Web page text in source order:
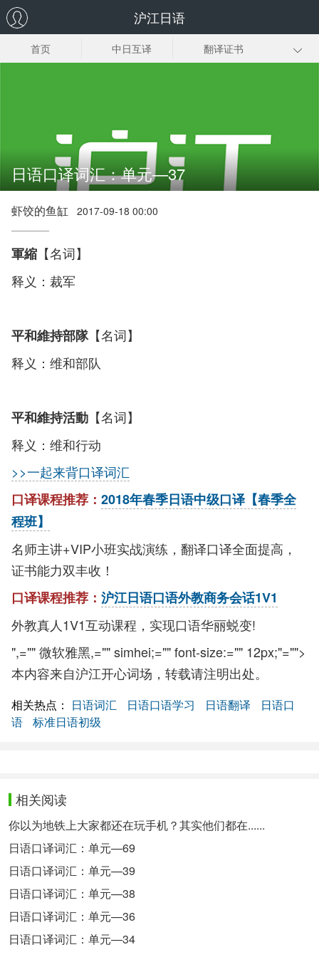
沪江日语
首页 中日互译 翻译证书
日语口译词汇：单元—37
虾饺的鱼缸 2017-09-18 00:00
軍縮 【名词】
释义：裁军
平和維持部隊【名词】
释义：维和部队
平和維持活動 【名词】
释义：维和行动
>>一起来背口译词汇
口译课程推荐： 2018年春季日语中级口译【春季全
程班】
名师主讲+VIP小班实战演练，翻译口译全面提高，
证书能力双丰收！
口译课程推荐： 沪江日语口语外教商务会话1V1
外教真人1V1互动课程，实现口语华丽蜕变!
",="" 微软雅黑,="" simhei;="" font-size:="" 12px;"="">
本内容来自沪江开心词场，转载请注明出处。
相关热点： 日语词汇 日语口语学习 日语翻译
日语口
语
标准日语初级
相关阅读
你以为地铁上大家都还在玩手机？其实他们都在......
日语口译词汇：单元—69
日语口译词汇：单元—39
日语口译词汇：单元—38
日语口译词汇：单元—36
日语口译词汇：单元—34